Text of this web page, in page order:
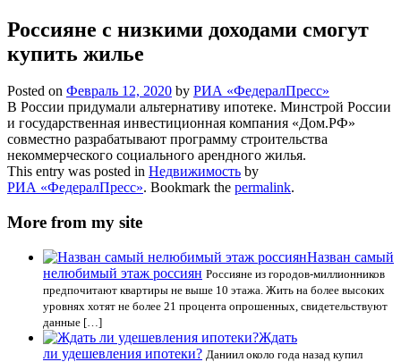
Россияне с низкими доходами смогут
купить жилье
Posted on Февраль 12, 2020 by РИА «ФедералПресс»
В России придумали альтернативу ипотеке. Минстрой России
и государственная инвестиционная компания «Дом.РФ»
совместно разрабатывают программу строительства
некоммерческого социального арендного жилья.
This entry was posted in Недвижимость by
РИА «ФедералПресс». Bookmark the permalink.
More from my site
Назван самый
нелюбимый этаж россиян Россияне из городов-миллионников
предпочитают квартиры не выше 10 этажа. Жить на более высоких
уровнях хотят не более 21 процента опрошенных, свидетельствуют
данные […]
Ждать
ли удешевления ипотеки? Даниил около года назад купил